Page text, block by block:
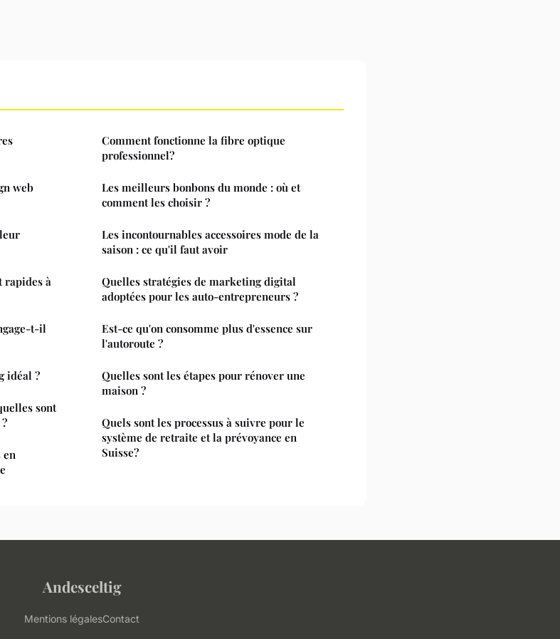
web
rapides à
t-il
idéal ?
sont
en
Comment fonctionne la fibre optique
professionnel?
Les meilleurs bonbons du monde : où et
comment les choisir ?
Les incontournables accessoires mode de la
saison : ce qu'il faut avoir
Quelles stratégies de marketing digital
adoptées pour les auto-entrepreneurs ?
Est-ce qu'on consomme plus d'essence sur
l'autoroute ?
Quelles sont les étapes pour rénover une
maison ?
Quels sont les processus à suivre pour le
système de retraite et la prévoyance en
Suisse?
Andesceltig
Mentions légalesContact